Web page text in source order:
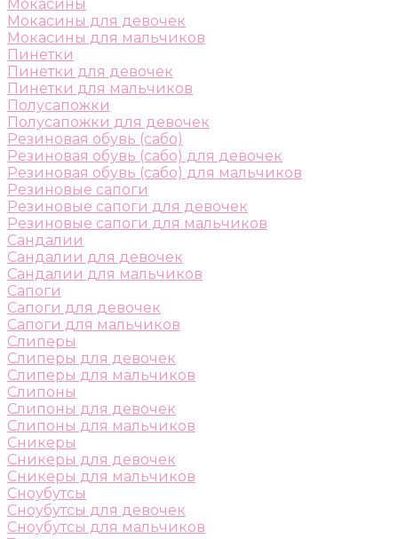
Мокасины
Мокасины для девочек
Мокасины для мальчиков
Пинетки
Пинетки для девочек
Пинетки для мальчиков
Полусапожки
Полусапожки для девочек
Резиновая обувь (сабо)
Резиновая обувь (сабо) для девочек
Резиновая обувь (сабо) для мальчиков
Резиновые сапоги
Резиновые сапоги для девочек
Резиновые сапоги для мальчиков
Сандалии
Сандалии для девочек
Сандалии для мальчиков
Сапоги
Сапоги для девочек
Сапоги для мальчиков
Слиперы
Слиперы для девочек
Слиперы для мальчиков
Слипоны
Слипоны для девочек
Слипоны для мальчиков
Сникеры
Сникеры для девочек
Сникеры для мальчиков
Сноубутсы
Сноубутсы для девочек
Сноубутсы для мальчиков